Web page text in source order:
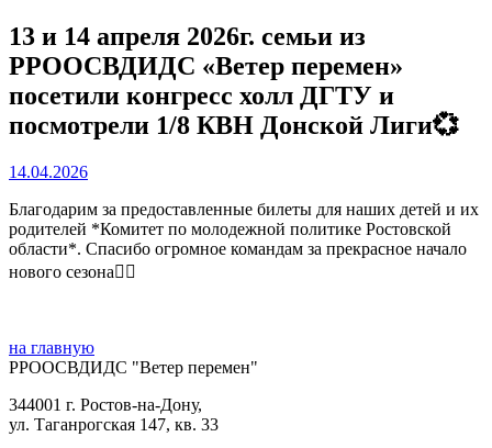
13 и 14 апреля 2026г. семьи из
РРООСВДИДС «Ветер перемен»
посетили конгресс холл ДГТУ и
посмотрели 1/8 КВН Донской Лиги💞
14.04.2026
Благодарим за предоставленные билеты для наших детей и их
родителей *Комитет по молодежной политике Ростовской
области*. Спасибо огромное командам за прекрасное начало
нового сезона❤‍🔥
на главную
РРООСВДИДС "Ветер перемен"
344001 г. Ростов-на-Дону,
ул. Таганрогская 147, кв. 33‍